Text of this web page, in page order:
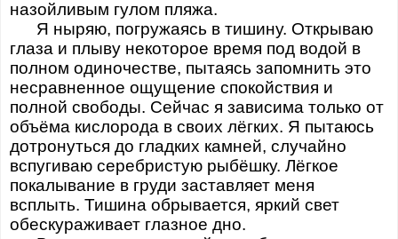
назойливым гулом пляжа.
Я ныряю, погружаясь в тишину. Открываю
глаза и плыву некоторое время под водой в
полном одиночестве, пытаясь запомнить это
несравненное ощущение спокойствия и
полной свободы. Сейчас я зависима только от
объёма кислорода в своих лёгких. Я пытаюсь
дотронуться до гладких камней, случайно
вспугиваю серебристую рыбёшку. Лёгкое
покалывание в груди заставляет меня
всплыть. Тишина обрывается, яркий свет
обескураживает глазное дно.